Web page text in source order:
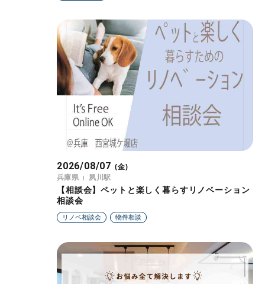
2026/08/07 (金)
兵庫県
夙川駅
【相談会】ペットと楽しく暮らすリノベーション
相談会
リノベ相談会 物件相談